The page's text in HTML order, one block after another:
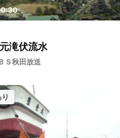
滝伏流水
Ｓ秋田放送